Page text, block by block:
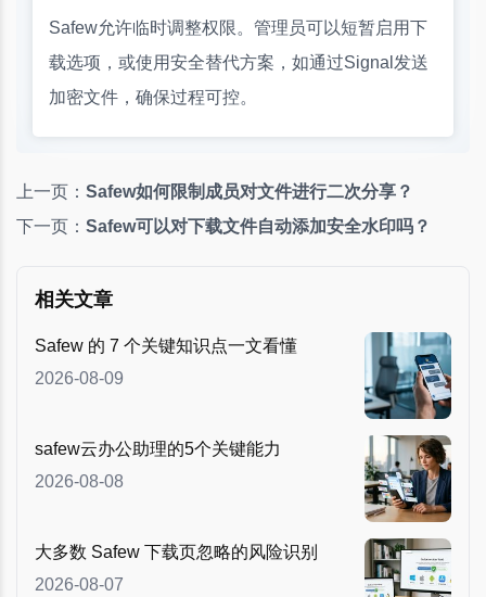
Safew允许临时调整权限。管理员可以短暂启用下
载选项，或使用安全替代方案，如通过Signal发送
加密文件，确保过程可控。
上一页： Safew如何限制成员对文件进行二次分享？
下一页： Safew可以对下载文件自动添加安全水印吗？
相关文章
Safew 的 7 个关键知识点一文看懂
2026-08-09
safew云办公助理的5个关键能力
2026-08-08
大多数 Safew 下载页忽略的风险识别
2026-08-07